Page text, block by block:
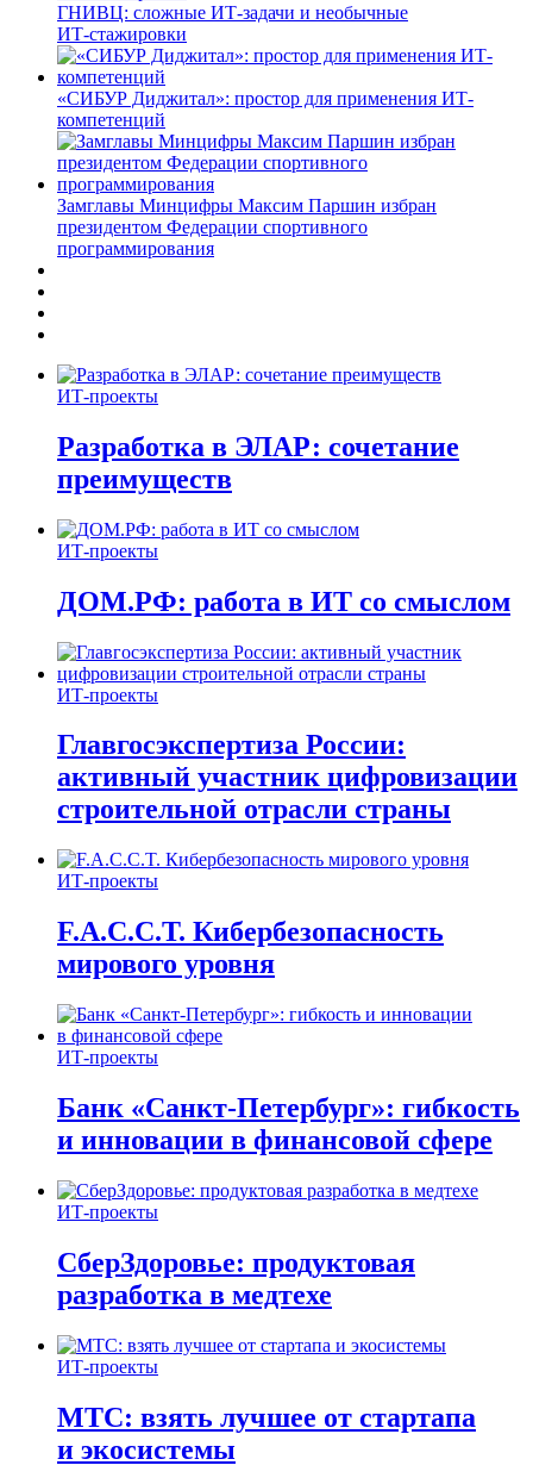
ГНИВЦ: сложные ИТ‑задачи и необычные
ИТ‑стажировки
«СИБУР Диджитал»: простор для применения ИТ-
компетенций
Замглавы Минцифры Максим Паршин избран
президентом Федерации спортивного
программирования
ИТ-проекты
Разработка в ЭЛАР: сочетание
преимуществ
ИТ-проекты
ДОМ.РФ: работа в ИТ со смыслом
ИТ-проекты
Главгосэкспертиза России:
активный участник цифровизации
строительной отрасли страны
ИТ-проекты
F.A.C.C.T. Кибербезопасность
мирового уровня
ИТ-проекты
Банк «Санкт-Петербург»: гибкость
и инновации в финансовой сфере
ИТ-проекты
СберЗдоровье: продуктовая
разработка в медтехе
ИТ-проекты
МТС: взять лучшее от стартапа
и экосистемы